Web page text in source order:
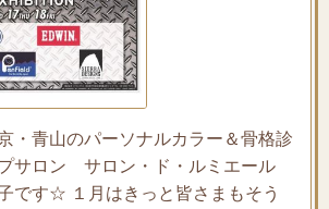
・青山のパーソナルカラー＆骨格診
サロン サロン・ド・ルミエール
です☆ １月はきっと皆さまもそう